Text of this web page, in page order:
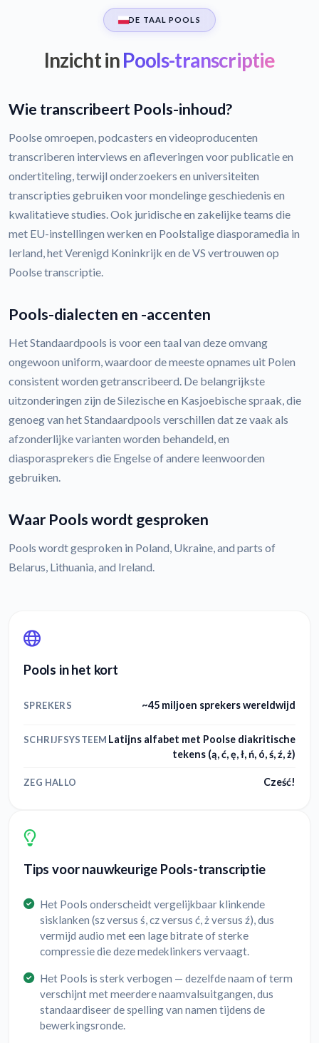
DE TAAL POOLS
Inzicht inPools-transcriptie
Wie transcribeert Pools-inhoud?
Poolse omroepen, podcasters en videoproducenten
transcriberen interviews en afleveringen voor publicatie en
ondertiteling, terwijl onderzoekers en universiteiten
transcripties gebruiken voor mondelinge geschiedenis en
kwalitatieve studies. Ook juridische en zakelijke teams die
met EU-instellingen werken en Poolstalige diasporamedia in
Ierland, het Verenigd Koninkrijk en de VS vertrouwen op
Poolse transcriptie.
Pools-dialecten en -accenten
Het Standaardpools is voor een taal van deze omvang
ongewoon uniform, waardoor de meeste opnames uit Polen
consistent worden getranscribeerd. De belangrijkste
uitzonderingen zijn de Silezische en Kasjoebische spraak, die
genoeg van het Standaardpools verschillen dat ze vaak als
afzonderlijke varianten worden behandeld, en
diasporasprekers die Engelse of andere leenwoorden
gebruiken.
Waar Pools wordt gesproken
Pools wordt gesproken in Poland, Ukraine, and parts of
Belarus, Lithuania, and Ireland.
Pools in het kort
SPREKERS ~45 miljoen sprekers wereldwijd
SCHRIJFSYSTEEM Latijns alfabet met Poolse diakritische
tekens (ą, ć, ę, ł, ń, ó, ś, ź, ż)
ZEG HALLO Cześć!
Tips voor nauwkeurige Pools-transcriptie
Het Pools onderscheidt vergelijkbaar klinkende
sisklanken (sz versus ś, cz versus ć, ż versus ź), dus
vermijd audio met een lage bitrate of sterke
compressie die deze medeklinkers vervaagt.
Het Pools is sterk verbogen — dezelfde naam of term
verschijnt met meerdere naamvalsuitgangen, dus
standaardiseer de spelling van namen tijdens de
bewerkingsronde.